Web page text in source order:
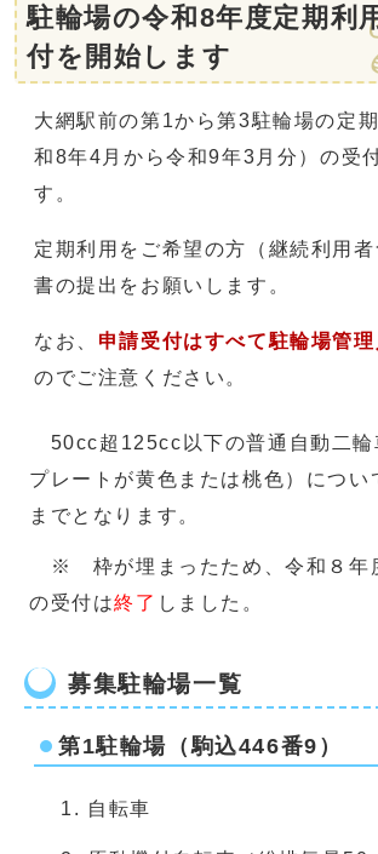
駐輪場の令和8年度定期利
付を開始します
大網駅前の第1から第3駐輪場の定
和8年4月から令和9年3月分）の受
す。
定期利用をご希望の方（継続利用
書の提出をお願いします。
なお、 申請受付はすべて駐輪場管
のでご注意ください。
50cc超125cc以下の普通自動二輪
プレートが黄色または桃色）につい
までとなります。
※ 枠が埋まったため、令和８年
の受付は終了 しました。
募集駐輪場一覧
第1駐輪場（駒込446番9）
自転車